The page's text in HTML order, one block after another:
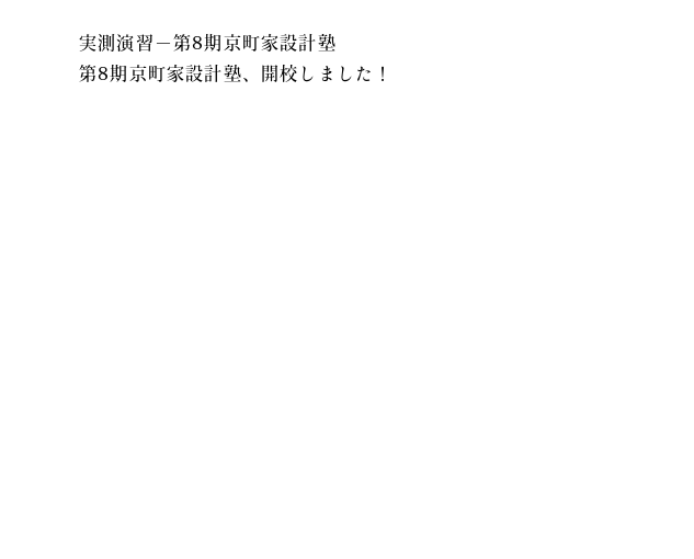
実測演習－第8期京町家設計塾
第8期京町家設計塾、開校しました！